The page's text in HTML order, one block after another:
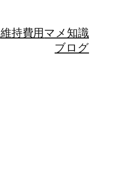
維持費用マメ知識
ブログ